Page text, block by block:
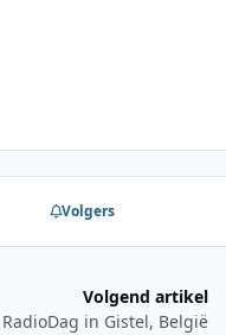
Volgers
Volgend artikel
RadioDag in Gistel, België